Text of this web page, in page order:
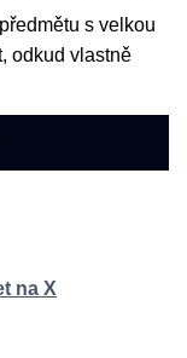
s velkou
odkud vlastně
na X